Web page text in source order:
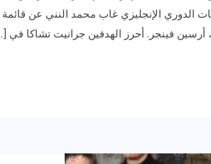
الأحد ضمن مباريات الجولة الــــ 36 بمنافسات الدوري الإنجليزي غاب محمد النني
أرسين فينجر. أحرز الهدفين جرانيت تشاكا في